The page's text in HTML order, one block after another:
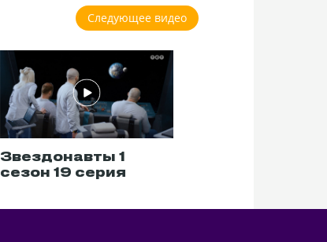
Следующее видео
Звездонавты 1
сезон 19 серия